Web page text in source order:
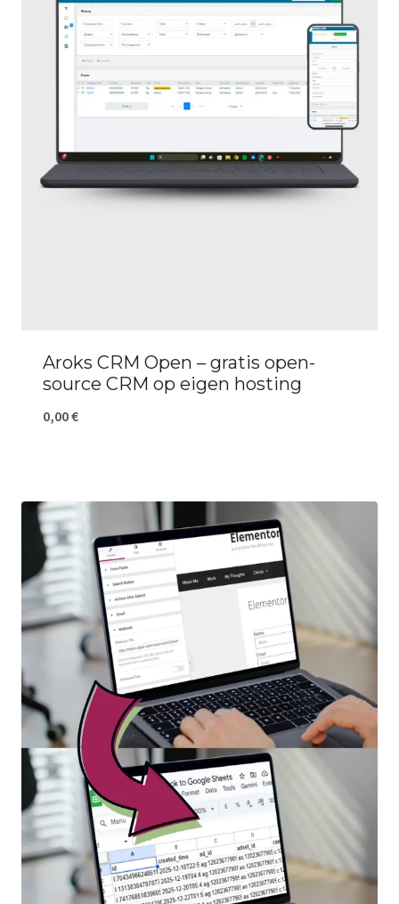
Aroks CRM Open – gratis open-
source CRM op eigen hosting
0,00€